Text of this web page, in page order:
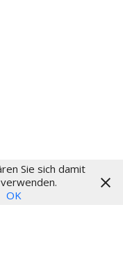
Sie sich damit
OK